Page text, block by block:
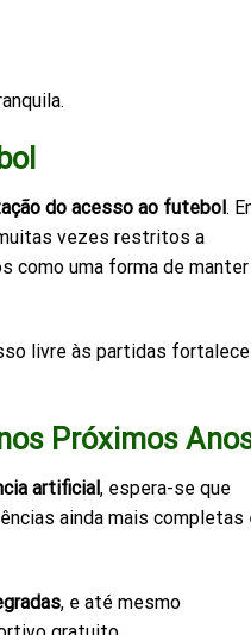
do acesso ao futebol.
vezes restritos a
como uma forma de
livre às partidas fortalece
Próximos
artificial, espera-se que
ainda mais completas
, e até mesmo